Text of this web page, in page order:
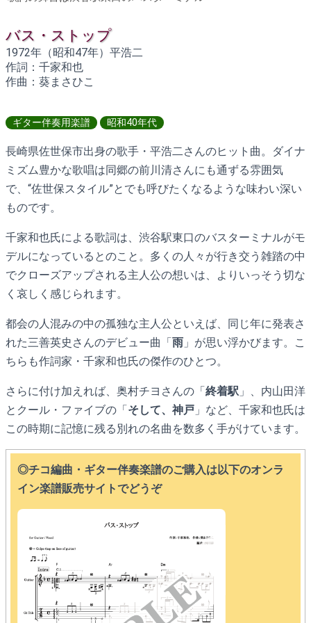
バス・ストップ
1972年（昭和47年）平浩二
作詞：千家和也
作曲：葵まさひこ
ギター伴奏用楽譜 昭和40年代
長崎県佐世保市出身の歌手・平浩二さんのヒット曲。ダイナ
ミズム豊かな歌唱は同郷の前川清さんにも通ずる雰囲気
で、“佐世保スタイル”とでも呼びたくなるような味わい深い
ものです。
千家和也氏による歌詞は、渋谷駅東口のバスターミナルがモ
デルになっているとのこと。多くの人々が行き交う雑踏の中
でクローズアップされる主人公の想いは、よりいっそう切な
く哀しく感じられます。
都会の人混みの中の孤独な主人公といえば、同じ年に発表さ
れた三善英史さんのデビュー曲「雨 」が思い浮かびます。こ
ちらも作詞家・千家和也氏の傑作のひとつ。
さらに付け加えれば、奥村チヨさんの「終着駅 」、内山田洋
とクール・ファイブの「そして、神戸 」など、千家和也氏は
この時期に記憶に残る別れの名曲を数多く手がけています。
◎チコ編曲・ギター伴奏楽譜のご購入は以下のオンラ
イン楽譜販売サイトでどうぞ